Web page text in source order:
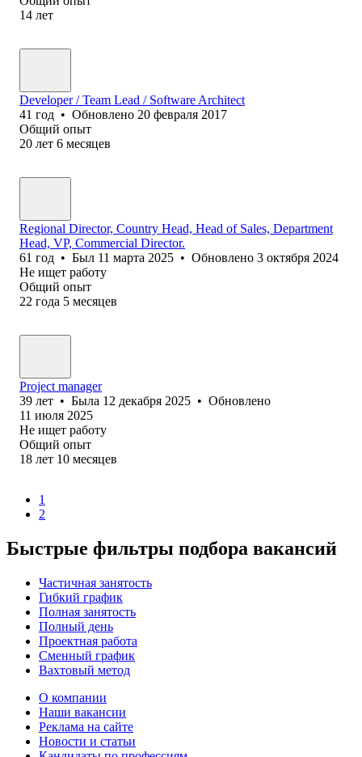
14 лет
Developer / Team Lead / Software Architect
41 год • Обновлено 20 февраля 2017
Общий опыт
20 лет 6 месяцев
Regional Director, Country Head, Head of Sales, Department
Head, VP, Commercial Director.
61 год • Был 11 марта 2025 • Обновлено 3 октября 2024
Не ищет работу
Общий опыт
22 года 5 месяцев
Project manager
39 лет • Была 12 декабря 2025 • Обновлено
11 июля 2025
Не ищет работу
Общий опыт
18 лет 10 месяцев
1
2
Быстрые фильтры подбора вакансий
Частичная занятость
Гибкий график
Полная занятость
Полный день
Проектная работа
Сменный график
Вахтовый метод
О компании
Наши вакансии
Реклама на сайте
Новости и статьи